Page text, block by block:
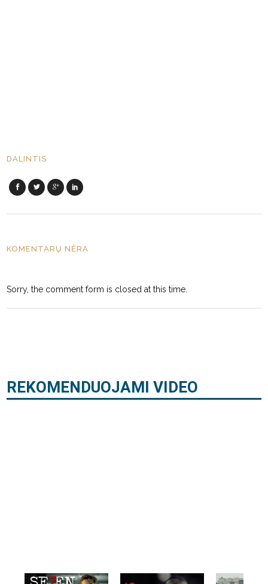
DALINTIS
KOMENTARŲ NĖRA
Sorry, the comment form is closed at this time.
REKOMENDUOJAMI VIDEO